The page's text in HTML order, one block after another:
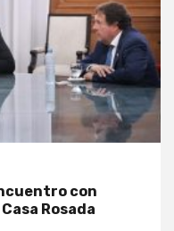
con
Rosada